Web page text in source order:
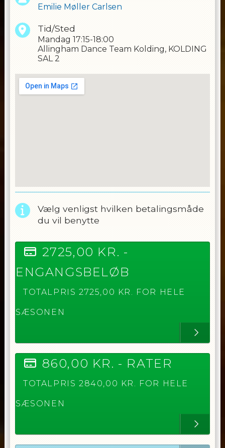
Emilie Møller Carlsen
Tid/Sted
Mandag 17:15-18:00
Allingham Dance Team Kolding, KOLDING
SAL 2
Vælg venligst hvilken betalingsmåde
du vil benytte
2725,00 KR. -
ENGANGSBELØB
TOTALPRIS 2725,00 KR. FOR HELE
SÆSONEN
860,00 KR. - RATER
TOTALPRIS 2840,00 KR. FOR HELE
SÆSONEN